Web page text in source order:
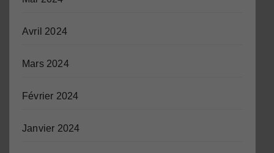
Avril 2024
Mars 2024
Février 2024
Janvier 2024